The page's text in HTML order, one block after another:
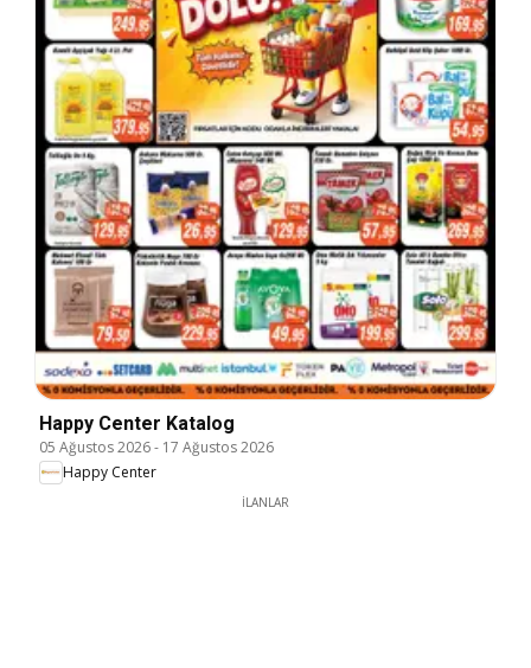
Happy Center Katalog
05 Ağustos 2026- 17 Ağustos 2026
Happy Center
İLANLAR